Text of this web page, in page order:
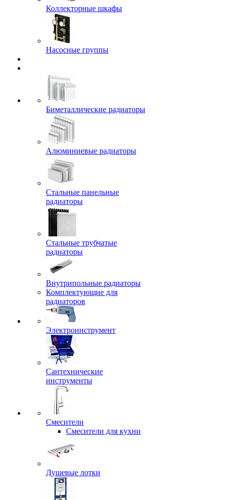
Коллекторные шкафы
Насосные группы
Биметаллические радиаторы
Алюминиевые радиаторы
Стальные панельные
радиаторы
Стальные трубчатые
радиаторы
Внутрипольные радиаторы
Комплектующие для
радиаторов
Электроинструмент
Сантехнические
инструменты
Смесители
Смесители для кухни
Душевые лотки